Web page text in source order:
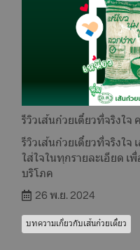
รีวิวเส้นก๋วยเตี๋ยวที่จริงใ
รีวิวเส้นก๋วยเตี๋ยวที่จริงใจ
ใส่ใจในทุกรายละเอียด
บริโภค
26 พ.ย. 2024
บทความเกี่ยวกับเส้นก๋วยเตี๋ยว